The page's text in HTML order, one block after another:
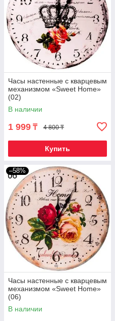
Часы настенные с кварцевым
механизмом «Sweet Home»
(02)
В наличии
1 999 ₸ 4 800 ₸
Купить
–58%
Часы настенные с кварцевым
механизмом «Sweet Home»
(06)
В наличии